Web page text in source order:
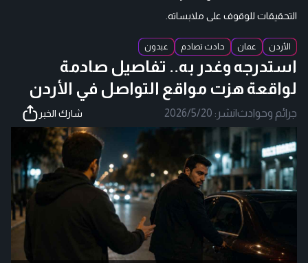
التحقيقات للوقوف على ملابساته.
الأردن عمان حادث تصادم عبدون
استدرجه وغدر به.. تفاصيل صادمة
لواقعة هزت مواقع التواصل في الأردن
جرائم وحوادث|نشر: 2026/5/20 شارك الخبر